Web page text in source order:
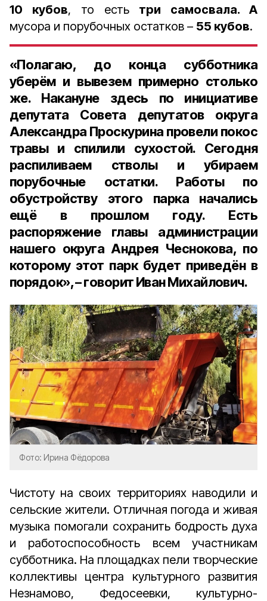
10 кубов, то есть три самосвала. А
мусора и порубочных остатков – 55 кубов.
«Полагаю, до конца субботника
уберём и вывезем примерно столько
же. Накануне здесь по инициативе
депутата Совета депутатов округа
Александра Проскурина провели покос
травы и спилили сухостой. Сегодня
распиливаем стволы и убираем
порубочные остатки. Работы по
обустройству этого парка начались
ещё в прошлом году. Есть
распоряжение главы администрации
нашего округа Андрея Чеснокова, по
которому этот парк будет приведён в
порядок», – говорит Иван Михайлович.
Фото: Ирина Фёдорова
Чистоту на своих территориях наводили и
сельские жители. Отличная погода и живая
музыка помогали сохранить бодрость духа
и работоспособность всем участникам
субботника. На площадках пели творческие
коллективы центра культурного развития
Незнамово, Федосеевки, культурно-